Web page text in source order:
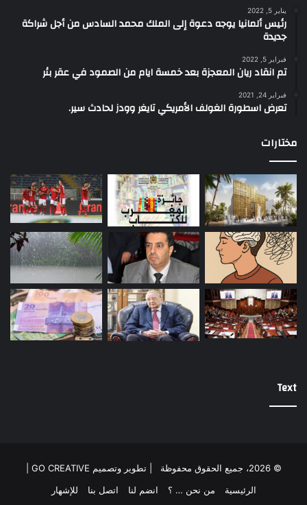
يناير 5, 2022
رئيس ألمانيا يوجه دعوة إلى الملك محمد السادس من أجل شراكة
جديدة
فبراير 5, 2022
تم انقاد ريان المعجزة بعد خمسة ايام من الصمود في عقر بئر
فبراير 24, 2021
تعرض اسطورة الغولف الأمريكي تايغر وودز لحادث سير.
مختارات
Text
© 2026، جميع الحقوق محفوظة | تطوير وتصميم GO CREATIVE
الرئيسية
من نحن … ؟ انضم لنا اتصل بنا للإشهار